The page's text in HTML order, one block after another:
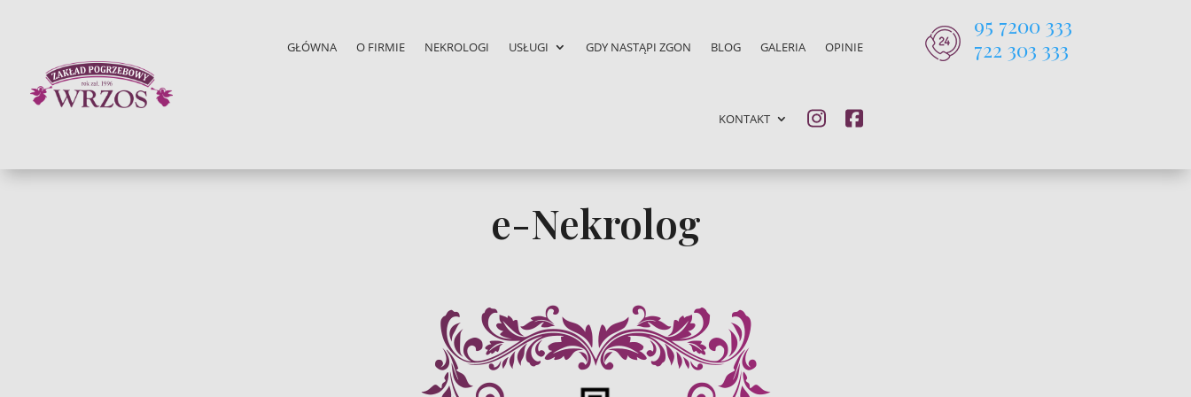
GŁÓWNA O FIRMIE NEKROLOGI USŁUGI GDY NASTĄPI ZGON BLOG GALERIA OPINIE
KONTAKT
95 7200 333
722 303 333
e-Nekrolog